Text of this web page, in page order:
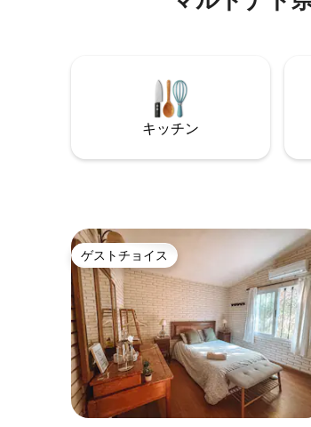
キッチン
ゲストチョイス
ゲストチョイス